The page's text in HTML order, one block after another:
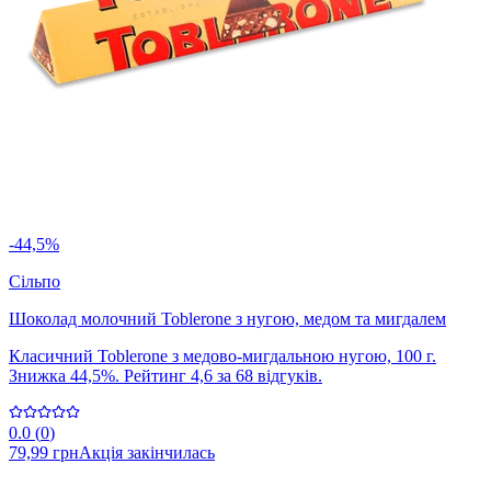
-44,5%
Сільпо
Шоколад молочний Toblerone з нугою, медом та мигдалем
Класичний Toblerone з медово-мигдальною нугою, 100 г.
Знижка 44,5%. Рейтинг 4,6 за 68 відгуків.
0.0 (0)
79,99 грнАкція закінчилась